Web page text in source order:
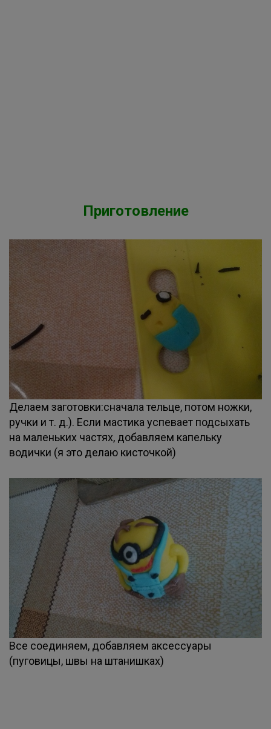
Приготовление
Делаем заготовки:сначала тельце, потом ножки,
ручки и т. д.). Если мастика успевает подсыхать
на маленьких частях, добавляем капельку
водички (я это делаю кисточкой)
Все соединяем, добавляем аксессуары
(пуговицы, швы на штанишках)